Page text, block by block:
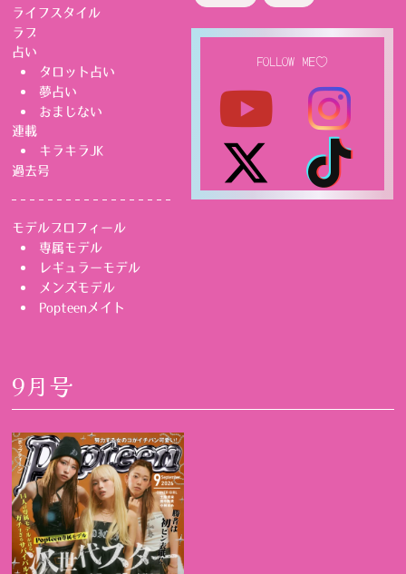
ライフスタイル
ラブ
占い
タロット占い
夢占い
おまじない
連載
キラキラJK
過去号
モデルプロフィール
専属モデル
レギュラーモデル
メンズモデル
Popteenメイト
FOLLOW ME♡
9月号